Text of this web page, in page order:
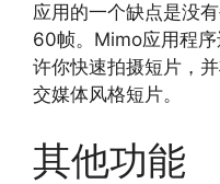
应用的一个缺点是没
60帧。Mimo应用程
许你快速拍摄短片，
交媒体风格短片。
其他功能